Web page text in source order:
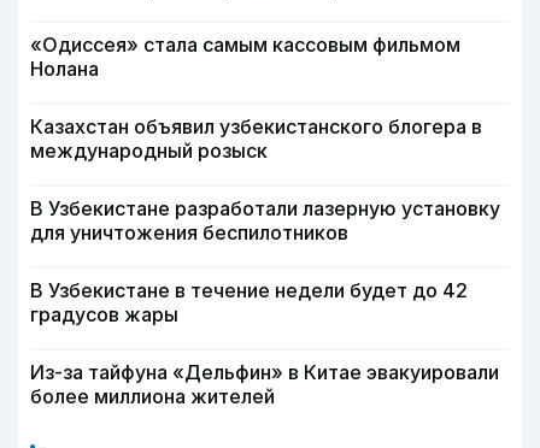
«Одиссея» стала самым кассовым фильмом
Нолана
Казахстан объявил узбекистанского блогера в
международный розыск
В Узбекистане разработали лазерную установку
для уничтожения беспилотников
В Узбекистане в течение недели будет до 42
градусов жары
Из-за тайфуна «Дельфин» в Китае эвакуировали
более миллиона жителей